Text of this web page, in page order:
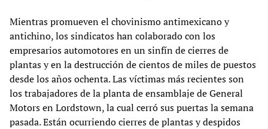
Mientras promueven el chovinismo antimexicano y
antichino, los sindicatos han colaborado con los
empresarios automotores en un sinfín de cierres de
plantas y en la destrucción de cientos de miles de puestos
desde los años ochenta. Las víctimas más recientes son
los trabajadores de la planta de ensamblaje de General
Motors en Lordstown, la cual cerró sus puertas la semana
pasada. Están ocurriendo cierres de plantas y despidos